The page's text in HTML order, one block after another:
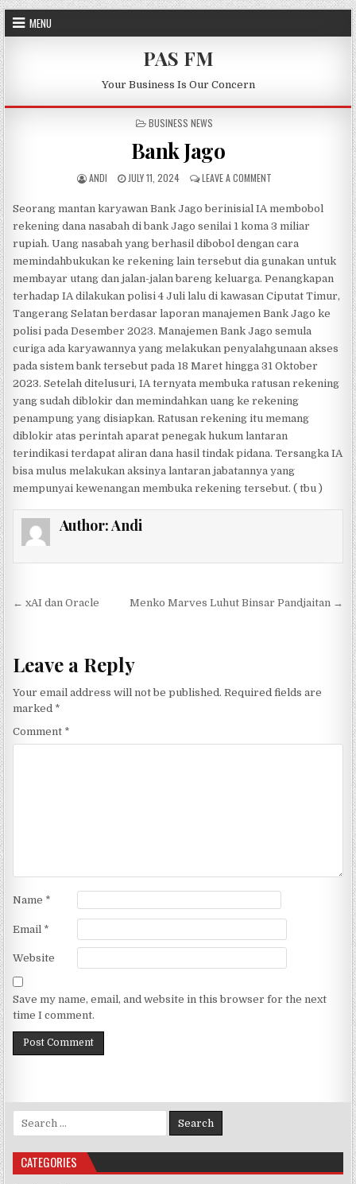
Skip to content
MENU
PAS FM
Your Business Is Our Concern
POSTED IN
BUSINESS NEWS
Bank Jago
AUTHOR:
ANDI PUBLISHED DATE:
JULY 11, 2024 LEAVE A COMMENTON BANK JAGO
Seorang mantan karyawan Bank Jago berinisial IA membobol
rekening dana nasabah di bank Jago senilai 1 koma 3 miliar
rupiah. Uang nasabah yang berhasil dibobol dengan cara
memindahbukukan ke rekening lain tersebut dia gunakan untuk
membayar utang dan jalan-jalan bareng keluarga. Penangkapan
terhadap IA dilakukan polisi 4 Juli lalu di kawasan Ciputat Timur,
Tangerang Selatan berdasar laporan manajemen Bank Jago ke
polisi pada Desember 2023. Manajemen Bank Jago semula
curiga ada karyawannya yang melakukan penyalahgunaan akses
pada sistem bank tersebut pada 18 Maret hingga 31 Oktober
2023. Setelah ditelusuri, IA ternyata membuka ratusan rekening
yang sudah diblokir dan memindahkan uang ke rekening
penampung yang disiapkan. Ratusan rekening itu memang
diblokir atas perintah aparat penegak hukum lantaran
terindikasi terdapat aliran dana hasil tindak pidana. Tersangka IA
bisa mulus melakukan aksinya lantaran jabatannya yang
mempunyai kewenangan membuka rekening tersebut. ( tbu )
Author:Andi
Post navigation
← xAI dan Oracle Menko Marves Luhut Binsar Pandjaitan →
Leave a Reply
Your email address will not be published. Required fields are
marked *
Comment *
Name *
Email *
Website
Save my name, email, and website in this browser for the next
time I comment.
Search for:
CATEGORIES